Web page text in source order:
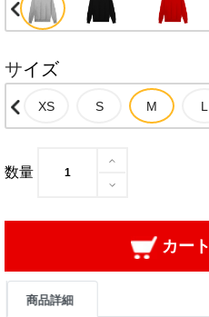
サイズ
数量
カー
商品詳細